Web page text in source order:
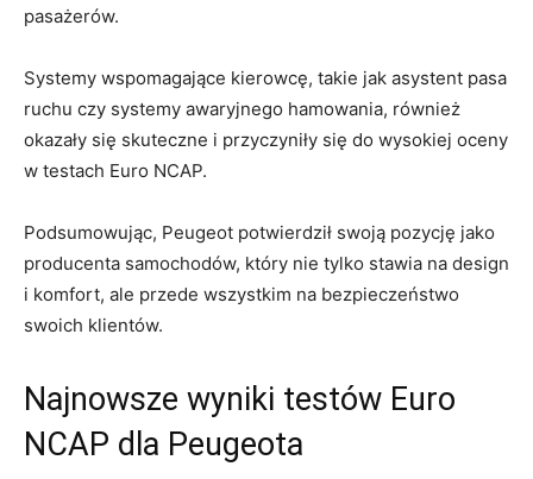
pasażerów.
Systemy wspomagające kierowcę, takie jak ​asystent pasa
ruchu⁢ czy systemy ​awaryjnego hamowania, również
okazały się ⁣skuteczne i ⁤przyczyniły się do wysokiej ‌oceny⁤
w testach Euro NCAP.
Podsumowując, Peugeot ⁤potwierdził swoją pozycję jako
producenta samochodów, ⁣który nie tylko stawia na design
‍i komfort, ale przede wszystkim ‍na bezpieczeństwo​
swoich ⁢klientów.
Najnowsze wyniki testów Euro⁣
NCAP dla Peugeota